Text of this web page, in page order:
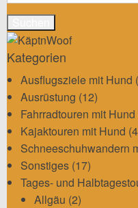
Kategorien
Ausflugsziele mit Hund
Ausrüstung (12)
Fahrradtouren mit Hund
Kajaktouren mit Hund
Schneeschuhwandern
Sonstiges (17)
Tages- und
Allgäu (2)